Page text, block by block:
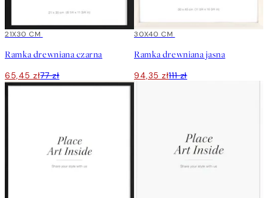
15%*
21X30 CM
Ramka drewniana czarna
65,45 zł77 zł
15%*
30X40 CM
Ramka drewniana jasna
94,35 zł111 zł